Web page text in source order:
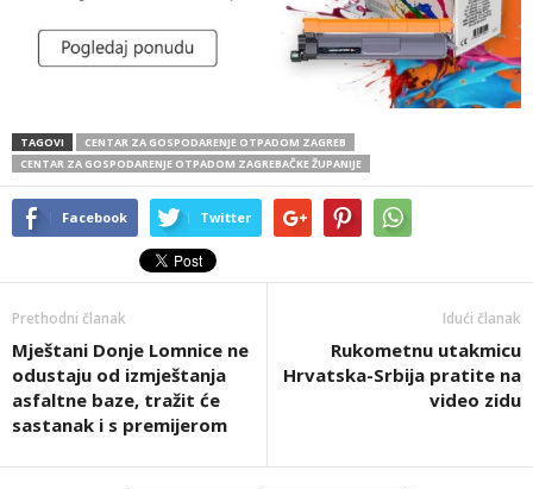
TAGOVI
CENTAR ZA GOSPODARENJE OTPADOM ZAGREB
CENTAR ZA GOSPODARENJE OTPADOM ZAGREBAČKE ŽUPANIJE
Facebook Twitter
Prethodni članak
Mještani Donje Lomnice ne
odustaju od izmještanja
asfaltne baze, tražit će
sastanak i s premijerom
Idući članak
Rukometnu utakmicu
Hrvatska-Srbija pratite na
video zidu